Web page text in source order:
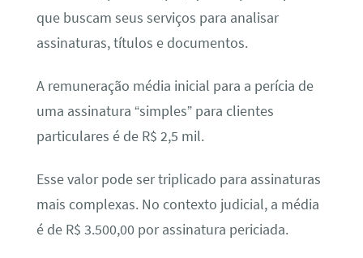
que buscam seus serviços para analisar
assinaturas, títulos e documentos.
A remuneração média inicial para a perícia de
uma assinatura “simples” para clientes
particulares é de R$ 2,5 mil.
Esse valor pode ser triplicado para assinaturas
mais complexas. No contexto judicial, a média
é de R$ 3.500,00 por assinatura periciada.